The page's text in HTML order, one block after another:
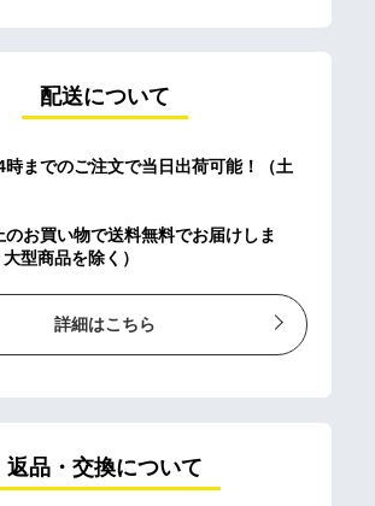
配送について
時までのご注文で当日出荷可能！（土
お買い物で送料無料でお届けしま
型商品を除く）
詳細はこちら
返品・交換について